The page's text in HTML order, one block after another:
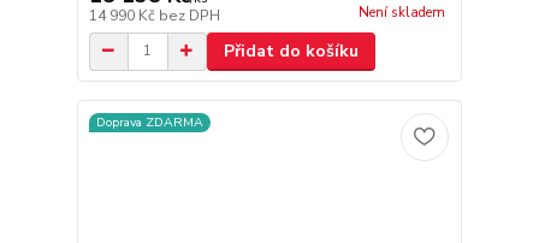
14 990 Kč bez DPH Není skladem
Přidat do košíku
Doprava ZDARMA